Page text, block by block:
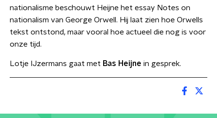
nationalisme beschouwt Heijne het essay Notes on
nationalism van George Orwell. Hij laat zien hoe Orwells
tekst ontstond, maar vooral hoe actueel die nog is voor
onze tijd.
Lotje IJzermans gaat met Bas Heijne in gesprek.